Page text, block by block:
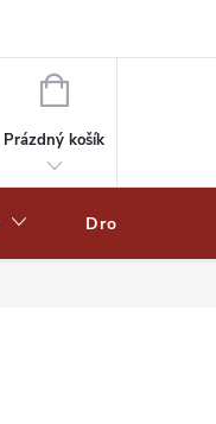
NÁKUPNÍ
Prázdný košík
Drogerie